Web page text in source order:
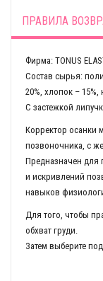
ПРАВИЛА
Фирма: TONUS
Состав сырья:
20%, хлопок – 15%,
С застежкой
Корректор осанки
позвоночника, с
Предназначен для
и искривлений
навыков
Для того, чтобы
обхват груди.
Затем выберите